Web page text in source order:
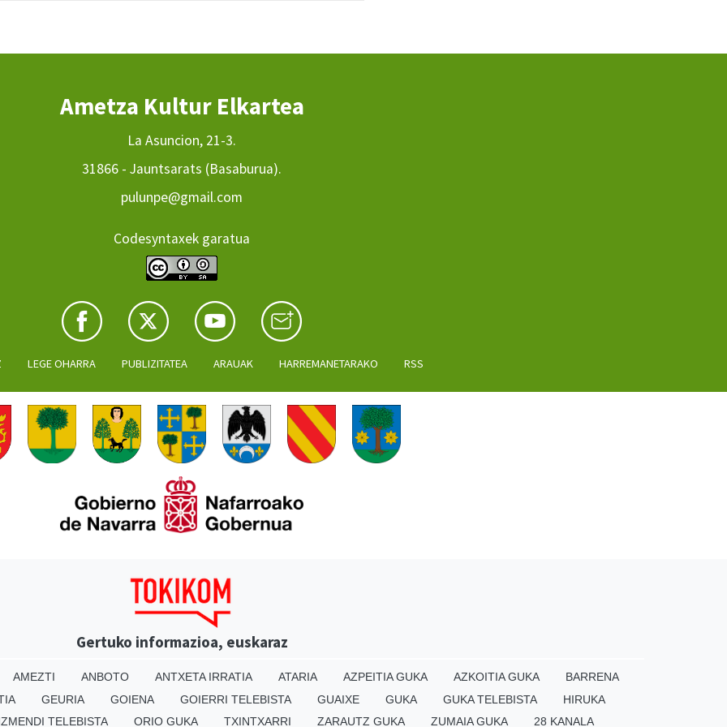
Ametza Kultur Elkartea
La Asuncion, 21-3.
31866 - Jauntsarats (Basaburua).
pulunpe@gmail.com
Codesyntaxek garatua
LEGE OHARRA PUBLIZITATEA ARAUAK HARREMANETARAKO RSS
Gertuko informazioa, euskaraz
AMEZTI ANBOTO ANTXETA IRRATIA ATARIA AZPEITIA GUKA AZKOITIA GUKA
BARRENA
GEURIA GOIENA GOIERRI TELEBISTA GUAIXE GUKA GUKA TELEBISTA
HIRUKA
TELEBISTA ORIO GUKA TXINTXARRI ZARAUTZ GUKA ZUMAIA GUKA 28 KANALA